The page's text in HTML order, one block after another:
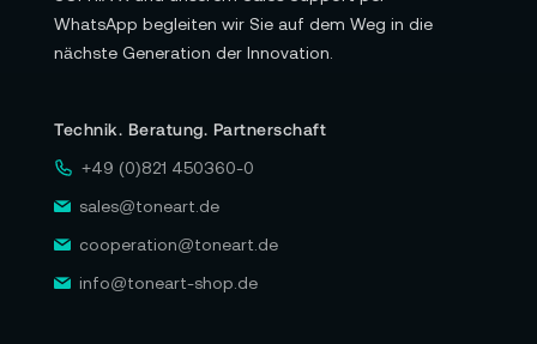
WhatsApp begleiten wir Sie auf dem Weg in die
nächste Generation der Innovation.
Technik. Beratung. Partnerschaft
+49 (0)821 450360-0
sales@toneart.de
cooperation@toneart.de
info@toneart-shop.de